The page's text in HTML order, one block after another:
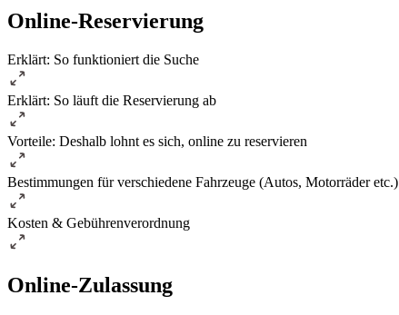
Online-Reservierung
Erklärt: So funktioniert die Suche
Erklärt: So läuft die Reservierung ab
Vorteile: Deshalb lohnt es sich, online zu reservieren
Bestimmungen für verschiedene Fahrzeuge (Autos, Motorräder etc.)
Kosten & Gebührenverordnung
Online-Zulassung